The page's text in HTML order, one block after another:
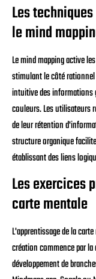
Les
le mind
Le mind mapping active
stimulant le côté
intuitive des informations
couleurs. Les utilisateurs
de leur rétention
structure organique
établissant des liens
Les exercices
carte mentale
L'apprentissage de la
création commence par
développement de